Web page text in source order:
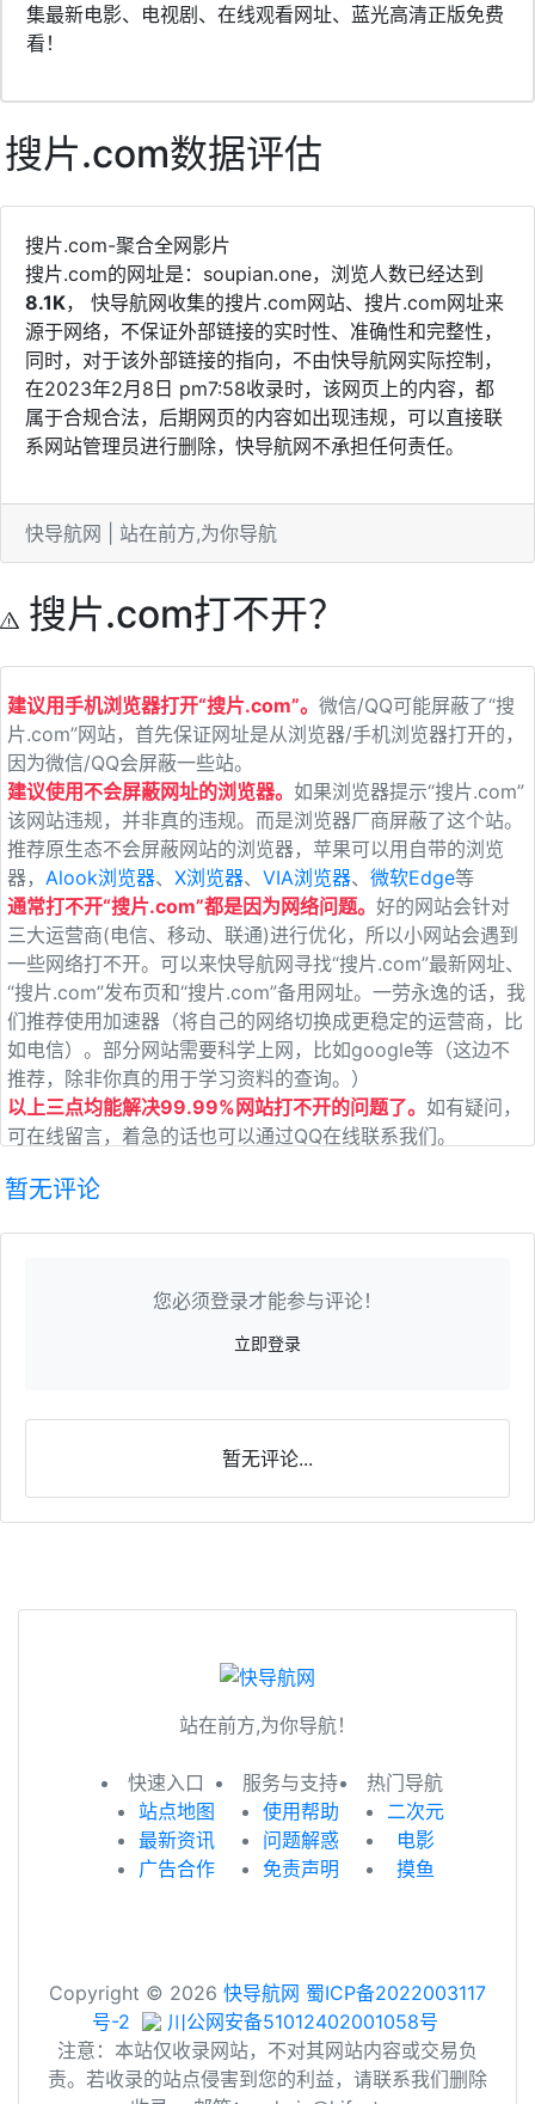
集最新电影、电视剧、在线观看网址、蓝光高清正版免费
看！
搜片.com数据评估
搜片.com-聚合全网影片
搜片.com的网址是：soupian.one，浏览人数已经达到
8.1K， 快导航网收集的搜片.com网站、搜片.com网址来
源于网络，不保证外部链接的实时性、准确性和完整性，
同时，对于该外部链接的指向，不由快导航网实际控制，
在2023年2月8日 pm7:58收录时，该网页上的内容，都
属于合规合法，后期网页的内容如出现违规，可以直接联
系网站管理员进行删除，快导航网不承担任何责任。
快导航网 | 站在前方,为你导航
搜片.com打不开？
建议用手机浏览器打开“搜片.com”。 微信/QQ可能屏蔽了“搜
片.com”网站，首先保证网址是从浏览器/手机浏览器打开的，
因为微信/QQ会屏蔽一些站。
建议使用不会屏蔽网址的浏览器。 如果浏览器提示“搜片.com”
该网站违规，并非真的违规。而是浏览器厂商屏蔽了这个站。
推荐原生态不会屏蔽网站的浏览器，苹果可以用自带的浏览
器， Alook浏览器、 X浏览器、 VIA浏览器、 微软Edge等
通常打不开“搜片.com”都是因为网络问题。 好的网站会针对
三大运营商(电信、移动、联通)进行优化，所以小网站会遇到
一些网络打不开。可以来快导航网寻找“搜片.com”最新网址、
“搜片.com”发布页和“搜片.com”备用网址。一劳永逸的话，我
们推荐使用加速器（将自己的网络切换成更稳定的运营商，比
如电信）。部分网站需要科学上网，比如google等（这边不
推荐，除非你真的用于学习资料的查询。）
以上三点均能解决99.99%网站打不开的问题了。 如有疑问，
可在线留言，着急的话也可以通过QQ在线联系我们。
暂无评论
您必须登录才能参与评论！
立即登录
暂无评论...
站在前方,为你导航！
快速入口
站点地图
最新资讯
广告合作
服务与支持
使用帮助
问题解惑
免责声明
热门导航
二次元
电影
摸鱼
Copyright © 2026 快导航网 蜀ICP备2022003117
号-2
川公网安备51012402001058号
注意：本站仅收录网站，不对其网站内容或交易负
责。若收录的站点侵害到您的利益，请联系我们删除